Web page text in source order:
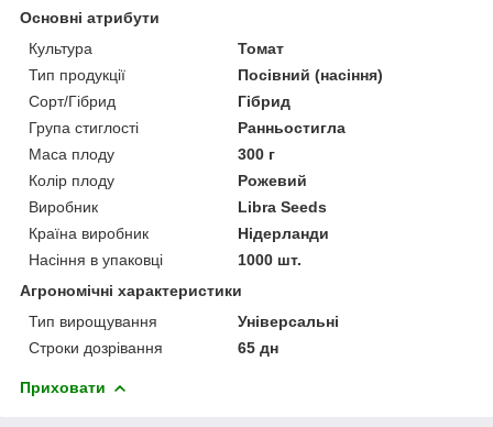
Основні атрибути
Культура
Томат
Тип продукції
Посівний (насіння)
Сорт/Гібрид
Гібрид
Група стиглості
Ранньостигла
Маса плоду
300 г
Колір плоду
Рожевий
Виробник
Libra Seeds
Країна виробник
Нідерланди
Насіння в упаковці
1000 шт.
Агрономічні характеристики
Тип вирощування
Універсальні
Строки дозрівання
65 дн
Приховати